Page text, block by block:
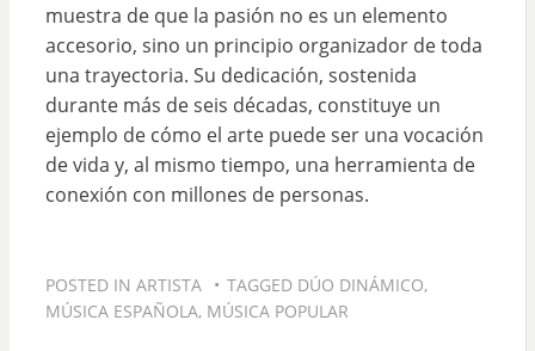
muestra de que la pasión no es un elemento
accesorio, sino un principio organizador de toda
una trayectoria. Su dedicación, sostenida
durante más de seis décadas, constituye un
ejemplo de cómo el arte puede ser una vocación
de vida y, al mismo tiempo, una herramienta de
conexión con millones de personas.
POSTED IN ARTISTA TAGGED DÚO DINÁMICO,
MÚSICA ESPAÑOLA, MÚSICA POPULAR